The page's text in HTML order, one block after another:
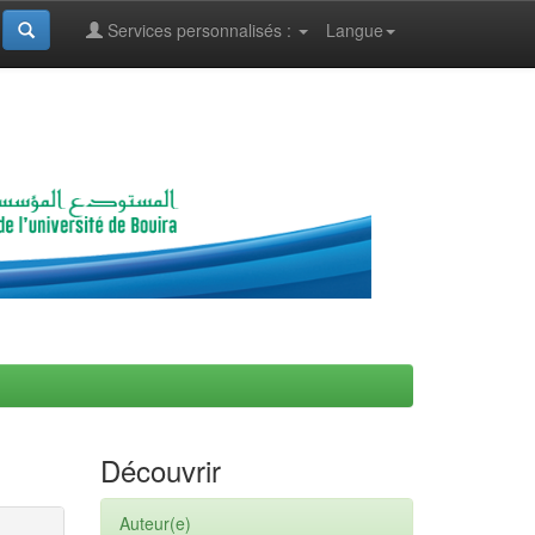
Langue
Services personnalisés :
Découvrir
Auteur(e)